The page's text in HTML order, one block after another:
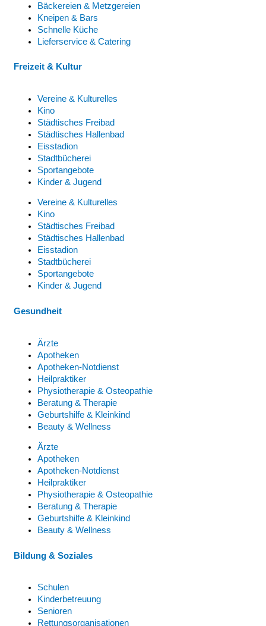
Bäckereien & Metzgereien
Kneipen & Bars
Schnelle Küche
Lieferservice & Catering
Freizeit & Kultur
Vereine & Kulturelles
Kino
Städtisches Freibad
Städtisches Hallenbad
Eisstadion
Stadtbücherei
Sportangebote
Kinder & Jugend
Vereine & Kulturelles
Kino
Städtisches Freibad
Städtisches Hallenbad
Eisstadion
Stadtbücherei
Sportangebote
Kinder & Jugend
Gesundheit
Ärzte
Apotheken
Apotheken-Notdienst
Heilpraktiker
Physiotherapie & Osteopathie
Beratung & Therapie
Geburtshilfe & Kleinkind
Beauty & Wellness
Ärzte
Apotheken
Apotheken-Notdienst
Heilpraktiker
Physiotherapie & Osteopathie
Beratung & Therapie
Geburtshilfe & Kleinkind
Beauty & Wellness
Bildung & Soziales
Schulen
Kinderbetreuung
Senioren
Rettungsorganisationen